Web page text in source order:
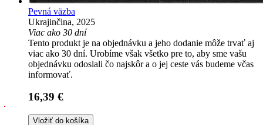
Pevná väzba
Ukrajinčina, 2025
Viac ako 30 dní
Tento produkt je na objednávku a jeho dodanie môže trvať aj
viac ako 30 dní. Urobíme však všetko pre to, aby sme vašu
objednávku odoslali čo najskôr a o jej ceste vás budeme včas
informovať.
16,39 €
Vložiť do košíka